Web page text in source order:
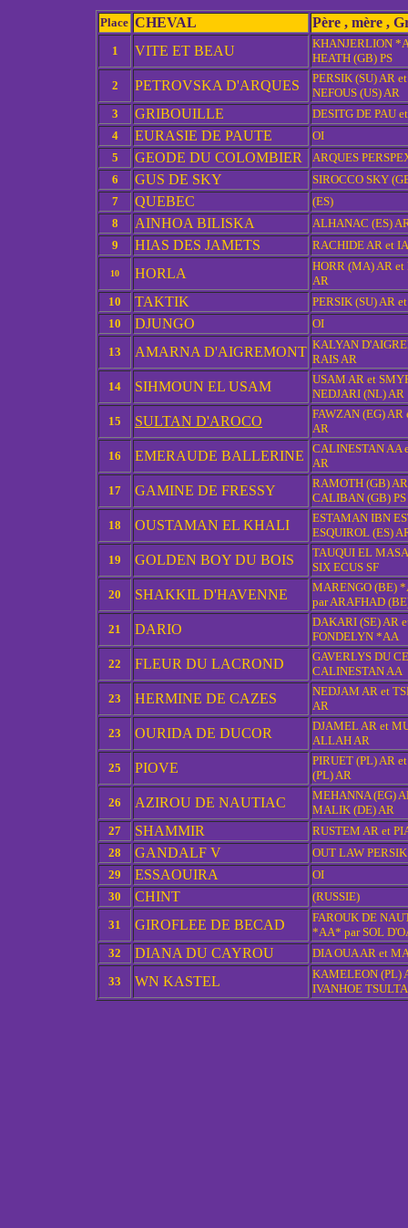
Place CHEVAL Père , mère ,
1 VITE ET BEAU
KHANJERLION
HEATH (GB) PS
2
PETROVSKA D'ARQUES
PERSIK (SU) AR
NEFOUS (US) AR
3
GRIBOUILLE
DESITG DE PAU
4
EURASIE DE PAUTE
OI
5
GEODE DU COLOMBIER
ARQUES
6
GUS DE SKY
SIROCCO SKY
7
QUEBEC
(ES)
8
AINHOA BILISKA
ALHANAC (ES)
9
HIAS DES JAMETS RACHIDE AR et
10 HORLA
HORR (MA) AR et
AR
10
TAKTIK
PERSIK (SU) AR
10
DJUNGO OI
13 AMARNA D'AIGREMONT KALYAN
RAIS AR
14
SIHMOUN EL USAM
USAM AR et
NEDJARI (NL) AR
15
SULTAN D'AROCO
FAWZAN (EG) AR
AR
16
EMERAUDE BALLERINE
CALINESTAN
AR
17
GAMINE DE FRESSY
RAMOTH (GB)
CALIBAN (GB) PS
18
OUSTAMAN EL KHALI
ESTAMAN IBN
ESQUIROL (ES)
19
GOLDEN BOY DU BOIS
TAUQUI EL
SIX ECUS SF
20
SHAKKIL D'HAVENNE
MARENGO (BE)
par ARAFHAD
21
DARIO
DAKARI (SE) AR
FONDELYN *AA
22
FLEUR DU LACROND
GAVERLYS DU
CALINESTAN AA
23
HERMINE DE CAZES
NEDJAM AR et
AR
23
OURIDA DE DUCOR
DJAMEL AR et
ALLAH AR
25
PIOVE
PIRUET (PL) AR
(PL) AR
26
AZIROU DE NAUTIAC
MEHANNA (EG)
MALIK (DE) AR
27
SHAMMIR
RUSTEM AR et
28
GANDALF V
OUT LAW
29
ESSAOUIRA
OI
30
CHINT (RUSSIE)
31 GIROFLEE DE BECAD
FAROUK DE
*AA* par SOL
32
DIANA DU CAYROU DIA OUA AR et
33 WN KASTEL
KAMELEON (PL)
IVANHOE